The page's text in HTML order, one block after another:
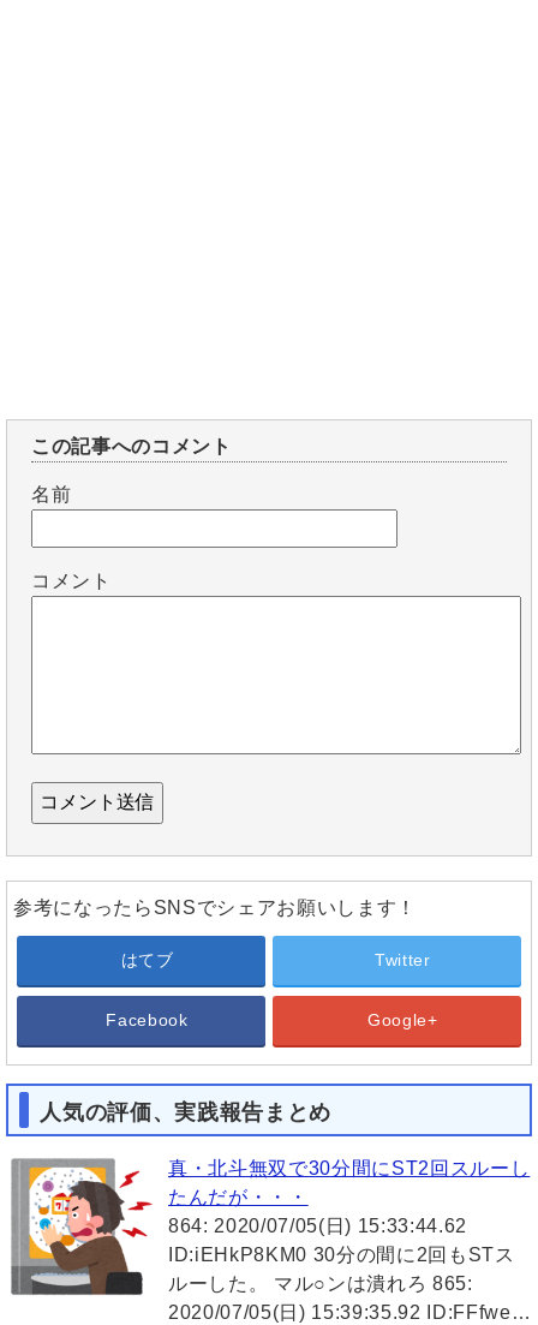
この記事へのコメント
名前
コメント
参考になったらSNSでシェアお願いします！
はてブ Twitter
Facebook Google+
人気の評価、実践報告まとめ
真・北斗無双で30分間にST2回スルーし
たんだが・・・
864: 2020/07/05(日) 15:33:44.62
ID:iEHkP8KM0 30分の間に2回もSTス
ルーした。 マル○ンは潰れろ 865:
2020/07/05(日) 15:39:35.92 ID:FFfwe…